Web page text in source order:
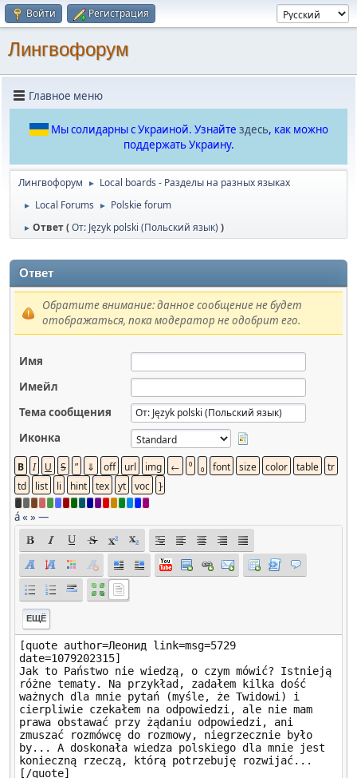
Войти Регистрация
Лингвофорум
Главное меню
Мы солидарны с Украиной. Узнайте здесь, как можно
поддержать Украину.
Лингвофорум ► Local boards - Разделы на разных языках
► Local Forums ► Polskie forum
► Ответ (От: Język polski (Польский язык) )
Ответ
Обратите внимание: данное сообщение не будет
отображаться, пока модератор не одобрит его.
Имя
Имейл
Тема сообщения
Иконка
á« »—
ЕЩЁ